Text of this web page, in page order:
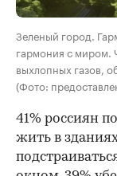
Зеленый город.
гармония с миром.
выхлопных газов,
(Фото:
41% россиян
жить в